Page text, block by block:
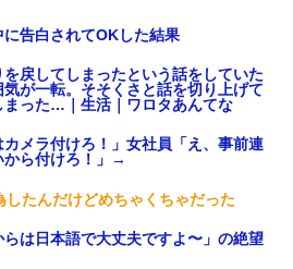
庫
そ
て
泥
結
ん
」
ら
ク
こ
に告白されてOKした結果
戻してしまったという話をしていた
が一転。そそくさと話を切り上げて
まった…｜生活｜ワロタあんてな
メラ付けろ！」女社員「え、事前連
から付けろ！」→
たんだけどめちゃくちゃだった
は日本語で大丈夫ですよ〜」の絶望